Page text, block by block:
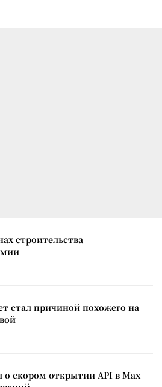
строительства
стал причиной похожего на
о скором открытии API в Max